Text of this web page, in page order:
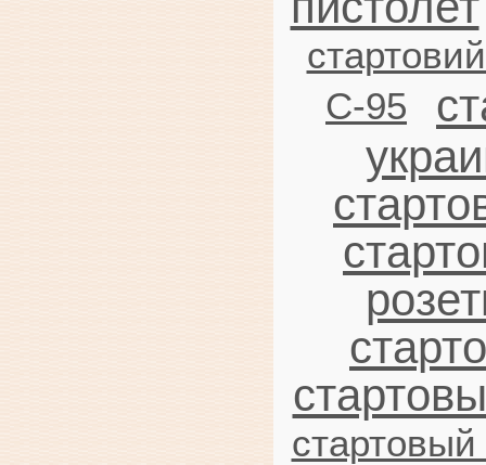
C-95